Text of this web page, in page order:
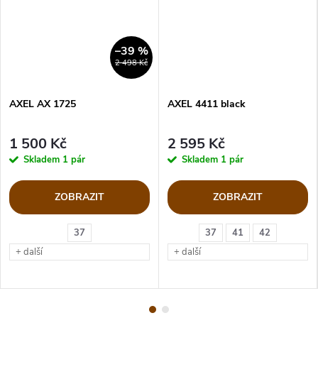
2 498 Kč
–39 %
37
+ další
AXEL AX 1725
1 500 Kč
Skladem 1 pár
ZOBRAZIT
37 41
42
+ další
AXEL 4411 black
2 595 Kč
Skladem 1 pár
ZOBRAZIT